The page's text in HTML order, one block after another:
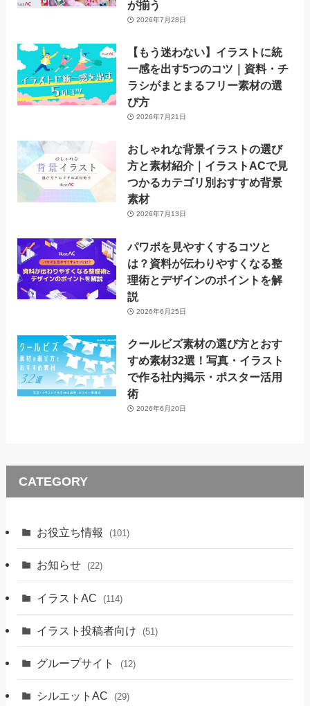
が揃う
2026年7月28日
【もう迷わない】イラストに統
一感を出す5つのコツ｜資料・チ
ラシがまとまるフリー素材の選
び方
2026年7月21日
おしゃれな背景イラストの選び
方と素材紹介｜イラストACで見
つかるカテゴリ別おすすめ背景
素材
2026年7月13日
パワポを見やすくするコツと
は？資料が伝わりやすくなる整
理術とデザインのポイントを解
説
2026年6月25日
クールビズ素材の選び方とおす
すめ素材32選！写真・イラスト
で作る社内掲示・ポスター活用
術
2026年6月20日
CATEGORY
お役立ち情報 (101)
お知らせ (22)
イラストAC (114)
イラスト投稿者向け (51)
グループサイト (12)
シルエットAC (29)